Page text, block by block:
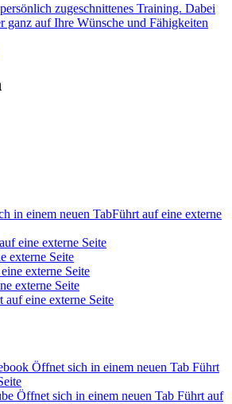
zugeschnittenes Training. Dabei
ganz auf Ihre Wünsche und Fähigkeiten
in einem neuen TabFührt auf eine externe
eine externe Seite
externe Seite
externe Seite
externe Seite
auf eine externe Seite
Öffnet sich in einem neuen Tab Führt
Öffnet sich in einem neuen Tab Führt auf